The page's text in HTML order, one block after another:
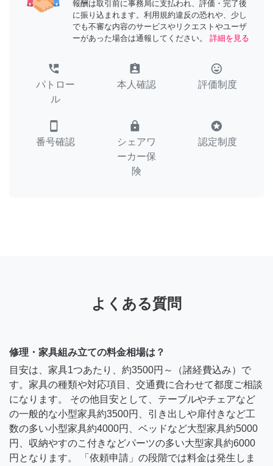
報酬は取引前に事務局に支払われ、評価・完了後
に振り込まれます。利用規約違反の恐れや、少し
でも不審な内容のサービスやリクエストやユーザ
ーがあった場合は通報してください。
詳細を見る
perm_phone_msg
パトロー
ル
assignment_ind
本人確認
tag_faces
評価制度
smartphone
番号確認
lock
シェアワ
ーカー保
険
stars
認定制度
よくある質問
修理・家具組み立ての料金相場は？
目安は、家具1つあたり、約3500円～（諸経費込み）で
す。家具の種類や対応項目、交通費に合わせて都度ご相談
になります。 その他目安として、テーブルやチェアなど
の一般的な小型家具約3500円、引き出しや扉付きなど工
数の多い小型家具約4000円、ベッドなど大型家具約5000
円、収納やすのこ付きなどパーツの多い大型家具約6000
円となります。 「依頼申請」の段階では料金は発生しま